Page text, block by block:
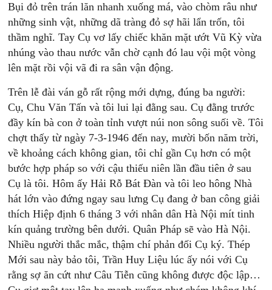
Bụi đỏ trên trán lăn nhanh xuống má, vào chòm râu như
những sinh vật, những dã tràng đỏ sợ hãi lẩn trốn, tôi
thầm nghĩ. Tay Cụ vơ lấy chiếc khăn mặt ướt Vũ Kỳ vừa
nhúng vào thau nước vẫn chờ cạnh đó lau vội một vòng
lên mặt rồi vội vã đi ra sân vận động.
Trên lễ đài ván gỗ rất rộng mới dựng, đúng ba người:
Cụ, Chu Văn Tấn và tôi lui lại đằng sau. Cụ đằng trước
đầy kín bà con ở toàn tỉnh vượt núi non sông suối về. Tôi
chợt thấy từ ngày 7-3-1946 đến nay, mười bốn năm trời,
về khoảng cách không gian, tôi chỉ gần Cụ hơn có một
bước hợp pháp so với cậu thiếu niên lần đầu tiên ở sau
Cụ là tôi. Hôm ấy Hải Rỗ Bát Đàn và tôi leo hông Nhà
hát lớn vào đứng ngay sau lưng Cụ đang ở ban công giải
thích Hiệp định 6 tháng 3 với nhân dân Hà Nội mít tinh
kín quảng trường bên dưới. Quân Pháp sẽ vào Hà Nội.
Nhiều người thắc mắc, thậm chí phản đối Cụ ký. Thép
Mới sau này bảo tôi, Trần Huy Liệu lúc ấy nói với Cụ
rằng sợ ăn cứt như Câu Tiễn cũng không được độc lập…